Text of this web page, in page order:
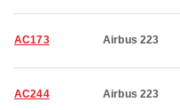
AC173 Airbus 223
AC244 Airbus 223